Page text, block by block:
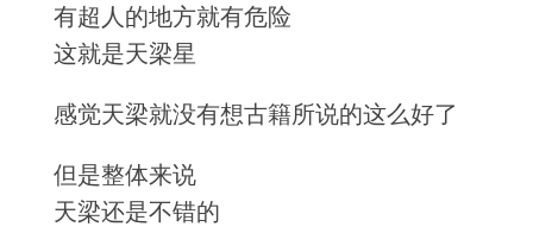
有超人的地方就有危险
这就是天梁星
感觉天梁就没有想古籍所说的这么好了
但是整体来说
天梁还是不错的